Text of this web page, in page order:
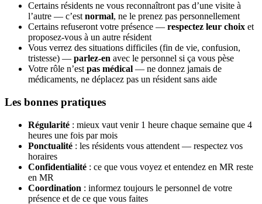
Certains résidents ne vous reconnaîtront pas d’une visite à
l’autre — c’est normal, ne le prenez pas personnellement
Certains refuseront votre présence — respectez leur choix et
proposez-vous à un autre résident
Vous verrez des situations difficiles (fin de vie, confusion,
tristesse) — parlez-en avec le personnel si ça vous pèse
Votre rôle n’est pas médical — ne donnez jamais de
médicaments, ne déplacez pas un résident sans aide
Les bonnes pratiques
Régularité : mieux vaut venir 1 heure chaque semaine que 4
heures une fois par mois
Ponctualité : les résidents vous attendent — respectez vos
horaires
Confidentialité : ce que vous voyez et entendez en MR reste
en MR
Coordination : informez toujours le personnel de votre
présence et de ce que vous faites